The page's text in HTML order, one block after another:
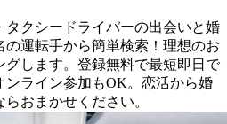
タクシードライバーの出会いと婚
の運転手から簡単検索！理想のお
します。登録無料で最短即日で
ンライン参加もOK。恋活から婚
おまかせください。